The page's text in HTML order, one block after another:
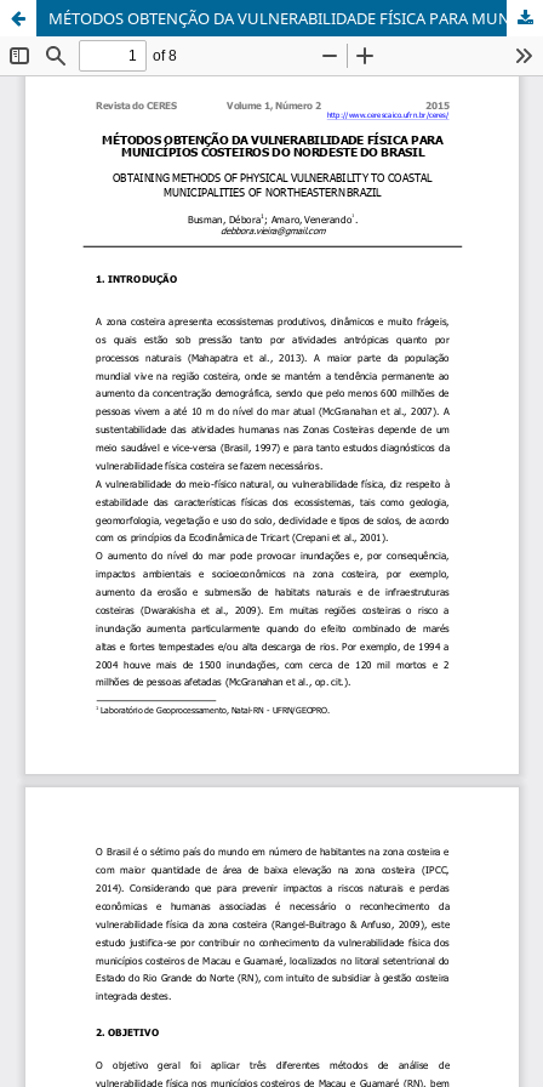
MÉTODOS OBTENÇÃO DA VULNERABILIDADE FÍSICA PARA MUNICÍPIOS COSTEIROS DO NORDESTE DO BRASIL